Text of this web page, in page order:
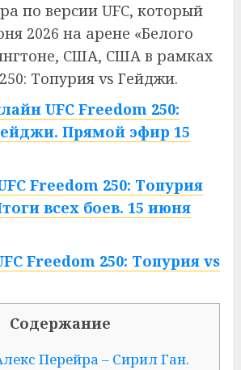
по версии UFC, который
2026 на арене «Белого
США, США в рамках
Топурия vs Гейджи.
UFC Freedom 250:
Прямой эфир 15
Freedom 250: Топурия
всех боев. 15 июня
Freedom 250: Топурия vs
Содержание
Перейра – Сирил Ган.